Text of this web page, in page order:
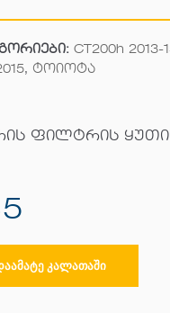
CT200h 2013-
, ტოიოტა
ფილტრის
ᲙᲐᲚᲐᲗᲐᲨᲘ